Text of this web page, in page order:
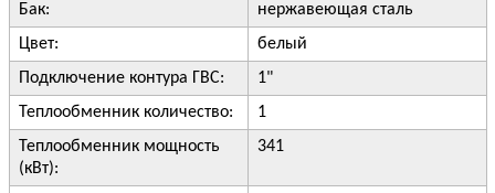
Бак:
нержавеющая сталь
Цвет:
белый
Подключение контура ГВС:
1"
Теплообменник количество:
1
Теплообменник мощность
(кВт):
341